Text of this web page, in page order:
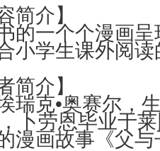
简介】
的一个个漫画
小学生课外阅读
简介】
瑞克•奥赛尔，
卜劳恩毕业于
漫画故事《父与